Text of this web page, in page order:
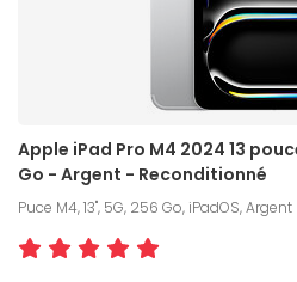
Apple iPad Pro M4 2024 13
Go - Argent - Reconditionné
Puce M4, 13", 5G, 256 Go, iPadOS, Argent